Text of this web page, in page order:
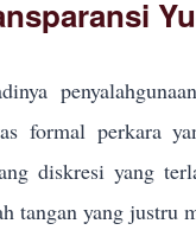
formal perkara
diskresi yang
tangan yang justru